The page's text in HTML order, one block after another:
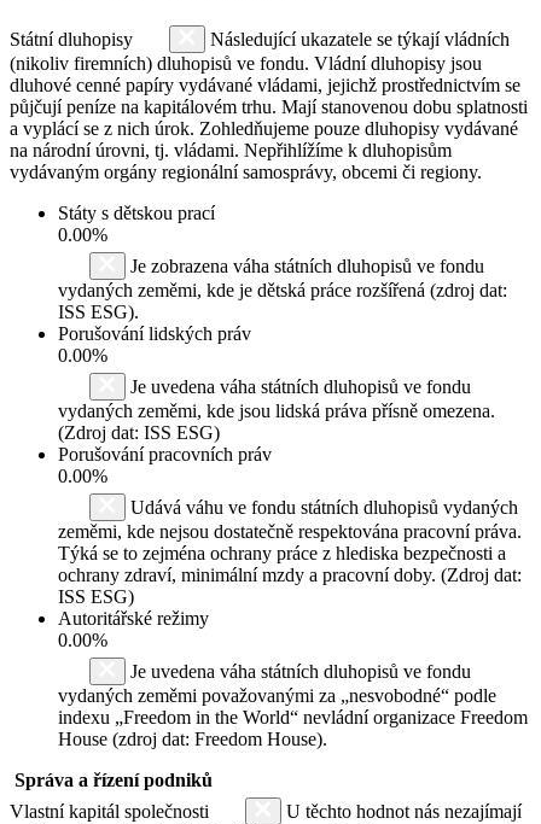
Státní dluhopisy
Následující ukazatele se týkají vládních
(nikoliv firemních) dluhopisů ve fondu. Vládní dluhopisy jsou
dluhové cenné papíry vydávané vládami, jejichž prostřednictvím se
půjčují peníze na kapitálovém trhu. Mají stanovenou dobu splatnosti
a vyplácí se z nich úrok. Zohledňujeme pouze dluhopisy vydávané
na národní úrovni, tj. vládami. Nepřihlížíme k dluhopisům
vydávaným orgány regionální samosprávy, obcemi či regiony.
Státy s dětskou prací
0.00%
Je zobrazena váha státních dluhopisů ve fondu
vydaných zeměmi, kde je dětská práce rozšířená (zdroj dat:
ISS ESG).
Porušování lidských práv
0.00%
Je uvedena váha státních dluhopisů ve fondu
vydaných zeměmi, kde jsou lidská práva přísně omezena.
(Zdroj dat: ISS ESG)
Porušování pracovních práv
0.00%
Udává váhu ve fondu státních dluhopisů vydaných
zeměmi, kde nejsou dostatečně respektována pracovní práva.
Týká se to zejména ochrany práce z hlediska bezpečnosti a
ochrany zdraví, minimální mzdy a pracovní doby. (Zdroj dat:
ISS ESG)
Autoritářské režimy
0.00%
Je uvedena váha státních dluhopisů ve fondu
vydaných zeměmi považovanými za „nesvobodné“ podle
indexu „Freedom in the World“ nevládní organizace Freedom
House (zdroj dat: Freedom House).
Správa a řízení podniků
Vlastní kapitál společnosti
U těchto hodnot nás nezajímají